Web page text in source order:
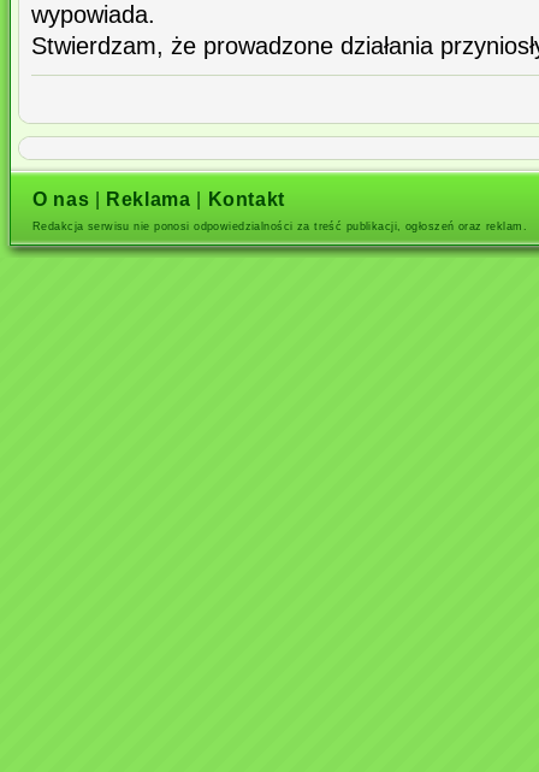
wypowiada.
Stwierdzam, że prowadzone działania
O nas Reklama Kontakt
Redakcja serwisu nie ponosi odpowiedzialności za treść publikacji, ogłoszeń oraz reklam.